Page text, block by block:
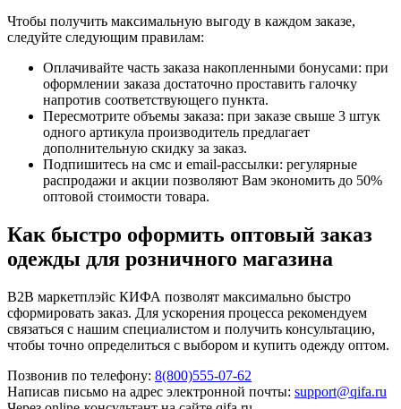
Чтобы получить максимальную выгоду в каждом заказе,
следуйте следующим правилам:
Оплачивайте часть заказа накопленными бонусами: при
оформлении заказа достаточно проставить галочку
напротив соответствующего пункта.
Пересмотрите объемы заказа: при заказе свыше 3 штук
одного артикула производитель предлагает
дополнительную скидку за заказ.
Подпишитесь на смс и email-рассылки: регулярные
распродажи и акции позволяют Вам экономить до 50%
оптовой стоимости товара.
Как быстро оформить оптовый заказ
одежды для розничного магазина
B2B маркетплэйс КИФА позволят максимально быстро
сформировать заказ. Для ускорения процесса рекомендуем
связаться с нашим специалистом и получить консультацию,
чтобы точно определиться с выбором и купить одежду оптом.
Позвонив по телефону: 8(800)555-07-62
Написав письмо на адрес электронной почты: support@qifa.ru